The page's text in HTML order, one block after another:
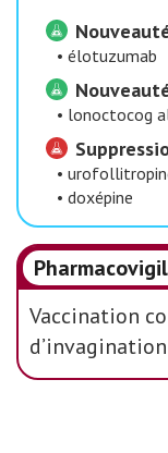
• élotuzumab
• lonoctocog
•
• doxépine
Vaccination